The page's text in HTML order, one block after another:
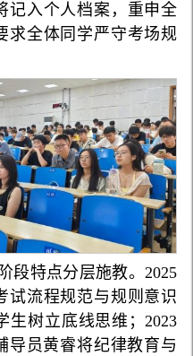
记入个人档案，重申全
求全体同学严守考场规
段特点分层施教。2025
试流程规范与规则意识
生树立底线思维；2023
导员黄睿将纪律教育与